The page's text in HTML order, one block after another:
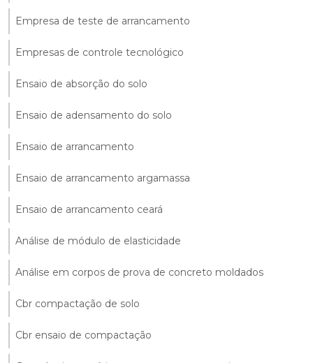
Empresa de teste de arrancamento
Empresas de controle tecnológico
Ensaio de absorção do solo
Ensaio de adensamento do solo
Ensaio de arrancamento
Ensaio de arrancamento argamassa
Ensaio de arrancamento ceará
Análise de módulo de elasticidade
Análise em corpos de prova de concreto moldados
Cbr compactação de solo
Cbr ensaio de compactação